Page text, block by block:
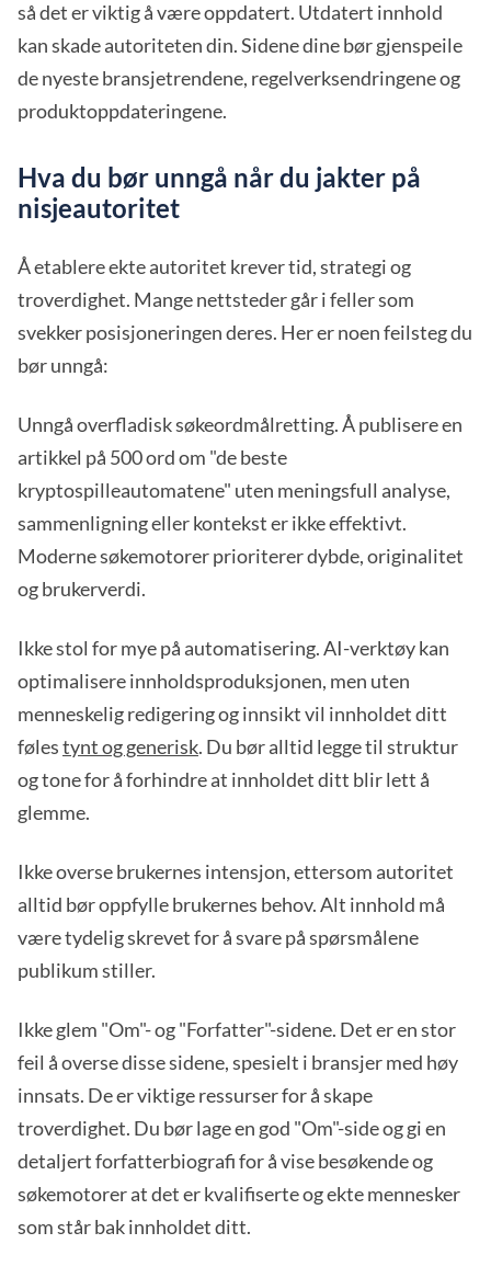
så det er viktig å være oppdatert. Utdatert innhold
kan skade autoriteten din. Sidene dine bør gjenspeile
de nyeste bransjetrendene, regelverksendringene og
produktoppdateringene.
Hva du bør unngå når du jakter på
nisjeautoritet
Å etablere ekte autoritet krever tid, strategi og
troverdighet. Mange nettsteder går i feller som
svekker posisjoneringen deres. Her er noen feilsteg du
bør unngå:
Unngå overfladisk søkeordmålretting. Å publisere en
artikkel på 500 ord om "de beste
kryptospilleautomatene" uten meningsfull analyse,
sammenligning eller kontekst er ikke effektivt.
Moderne søkemotorer prioriterer dybde, originalitet
og brukerverdi.
Ikke stol for mye på automatisering. AI-verktøy kan
optimalisere innholdsproduksjonen, men uten
menneskelig redigering og innsikt vil innholdet ditt
følestynt og generisk. Du bør alltid legge til struktur
og tone for å forhindre at innholdet ditt blir lett å
glemme.
Ikke overse brukernes intensjon, ettersom autoritet
alltid bør oppfylle brukernes behov. Alt innhold må
være tydelig skrevet for å svare på spørsmålene
publikum stiller.
Ikke glem "Om"- og "Forfatter"-sidene. Det er en stor
feil å overse disse sidene, spesielt i bransjer med høy
innsats. De er viktige ressurser for å skape
troverdighet. Du bør lage en god "Om"-side og gi en
detaljert forfatterbiografi for å vise besøkende og
søkemotorer at det er kvalifiserte og ekte mennesker
som står bak innholdet ditt.